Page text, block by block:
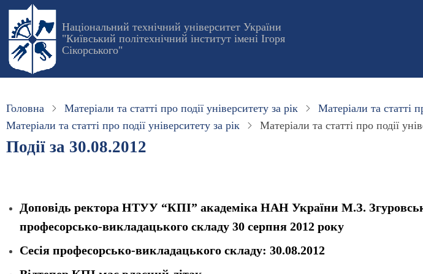
Перейти
основного
вмісту
Національний технічний університет України
"Київський політехнічний інститут імені Ігоря
Сікорського"
Головна Матеріали та статті про події університету за рік
Матеріали та статті
Матеріали та статті про події університету за рік
Матеріали та статті про події
Події за 30.08.2012
Доповідь ректора НТУУ “КПІ” академіка НАН України М.З.
професорсько-викладацького складу 30 серпня 2012 року
Сесія професорсько-викладацького складу: 30.08.2012